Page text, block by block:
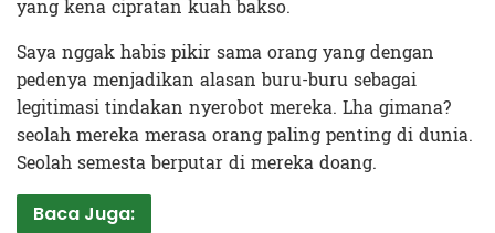
yang kena cipratan kuah bakso.
Saya nggak habis pikir sama orang yang dengan
pedenya menjadikan alasan buru-buru sebagai
legitimasi tindakan nyerobot mereka. Lha gimana?
seolah mereka merasa orang paling penting di dunia.
Seolah semesta berputar di mereka doang.
Baca Juga: